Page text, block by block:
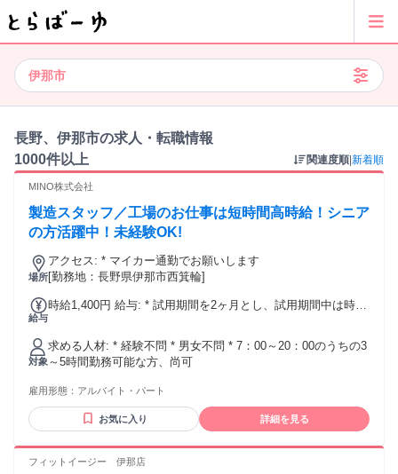
伊那市
長野、伊那市の求人・転職情報
1000件以上
関連度順 新着順
MINO株式会社
製造スタッフ／工場のお仕事は短時間高時給！シニア
の方活躍中！未経験OK!
場所
アクセス: * マイカー通勤でお願いします
[勤務地：長野県伊那市西箕輪]
給与
時給1,400円 給与: * 試用期間を2ヶ月とし、試用期間中は時給
対象
求める人材: * 経験不問 * 男女不問 * 7：00～20：00のうちの3
～5時間勤務可能な方、尚可
雇用形態： アルバイト・パート
お気に入り 詳細を見る
フィットイージー 伊那店